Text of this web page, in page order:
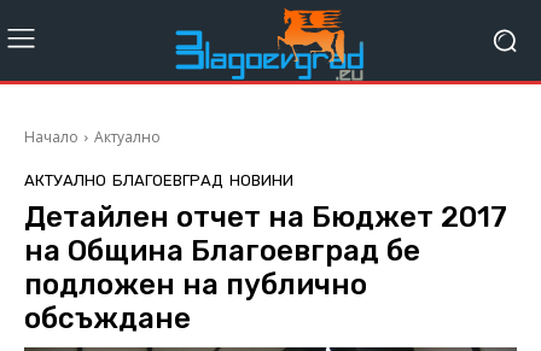
Начало Актуално
АКТУАЛНО БЛАГОЕВГРАД НОВИНИ
Детайлен отчет на Бюджет 2017
на Община Благоевград бе
подложен на публично
обсъждане